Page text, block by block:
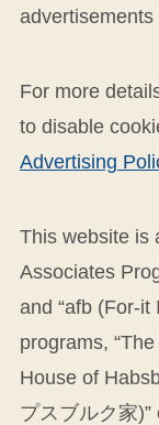
advertisements
For more
to disable
Advertising
This website is
Associates
and “afb (For-it
programs,
House of
プスブルク家